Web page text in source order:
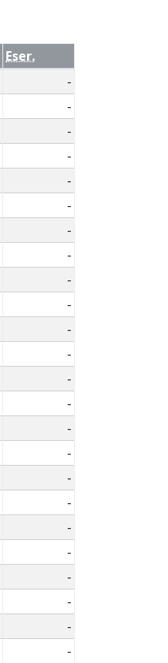
Eser.
-
-
-
-
-
-
-
-
-
-
-
-
-
-
-
-
-
-
-
-
-
-
-
-